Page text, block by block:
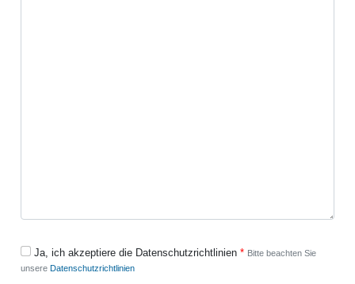
Ja, ich akzeptiere die Datenschutzrichtlinien
Bitte beachten Sie
unsere Datenschutzrichtlinien